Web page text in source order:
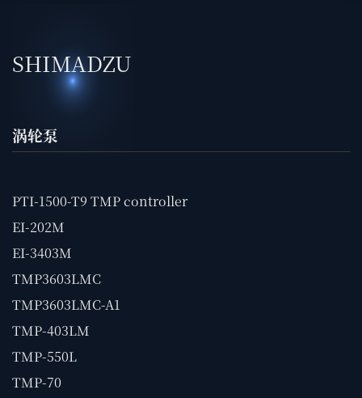
SHIMADZU
涡轮泵
PTI-1500-T9 TMP controller
EI-202M
EI-3403M
TMP3603LMC
TMP3603LMC-A1
TMP-403LM
TMP-550L
TMP-70